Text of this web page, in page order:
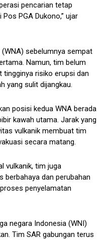
pencarian tetap
PGA Dukono,” ujar
sebelumnya sempat
Namun, tim belum
tingginya risiko erupsi dan
yang sulit dijangkau.
posisi kedua WNA berada
kawah utama. Jarak yang
vulkanik membuat tim
secara matang.
vulkanik, tim juga
berbahaya dan perubahan
penyelamatan
negara Indonesia (WNI)
Tim SAR gabungan terus